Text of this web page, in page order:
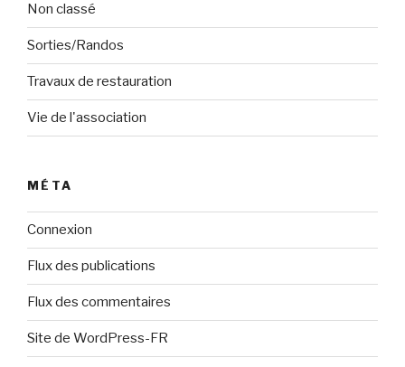
Non classé
Sorties/Randos
Travaux de restauration
Vie de l'association
MÉTA
Connexion
Flux des publications
Flux des commentaires
Site de WordPress-FR